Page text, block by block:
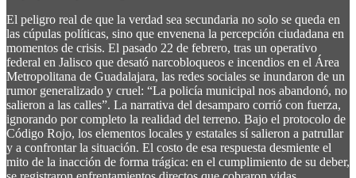
El peligro real de que la verdad sea secundaria no solo se queda en
las cúpulas políticas, sino que envenena la percepción ciudadana en
momentos de crisis. El pasado 22 de febrero, tras un operativo
federal en Jalisco que desató narcobloqueos e incendios en el Área
Metropolitana de Guadalajara, las redes sociales se inundaron de un
rumor generalizado y cruel: “La policía municipal nos abandonó, no
salieron a las calles”. La narrativa del desamparo corrió con fuerza,
ignorando por completo la realidad del terreno. Bajo el protocolo de
Código Rojo, los elementos locales y estatales sí salieron a patrullar
y a confrontar la situación. El costo de esa respuesta desmiente el
mito de la inacción de forma trágica: en el cumplimiento de su deber,